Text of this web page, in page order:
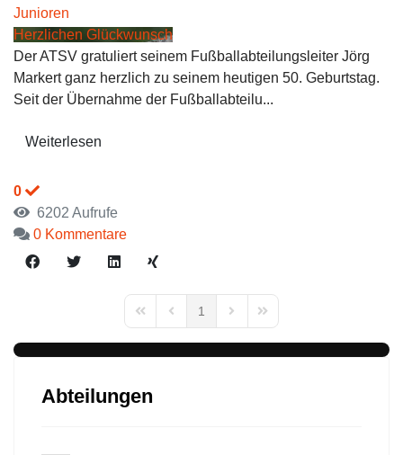
Junioren
Herzlichen Glückwunsch
Der ATSV gratuliert seinem Fußballabteilungsleiter Jörg
Markert ganz herzlich zu seinem heutigen 50. Geburtstag.
Seit der Übernahme der Fußballabteilu...
Weiterlesen
0
6202 Aufrufe
0 Kommentare
First PagePrevious Page
1
Next PageLast Page
Abteilungen